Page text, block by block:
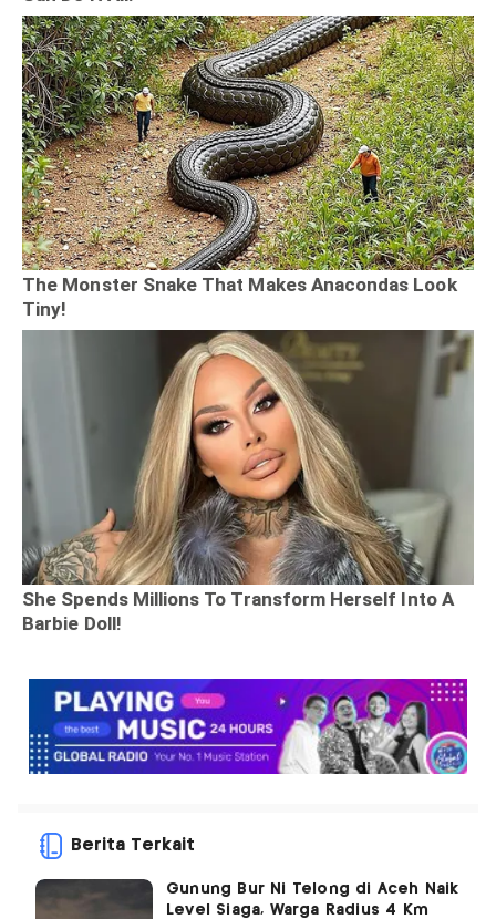
Berita Terkait
Gunung Bur Ni Telong di Aceh Naik
Level Siaga, Warga Radius 4 Km